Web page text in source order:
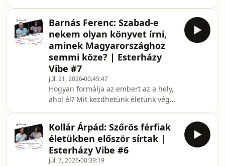
személyes sérülékenység közösségi
megtartó erővé?Az Esterházy Vibe
legújabb epizódjának vendége
Fancsali Kinga költő, akinek első
verseskötete felkerült a 2026-os
Esterházy Irodalmi Díj shortlistjére.A
beszélgetésben szó esik az autentikus
női hang megtalálás
Barnás Ferenc: Szabad-e
nekem olyan könyvet írni,
aminek Magyarországhoz
semmi köze? | Esterházy
Vibe #7
júl. 21, 202600:45:47
Hogyan formálja az embert az a hely,
ahol él? Mit kezdhetünk életünk végén
válhat a fizikai fájdalom a megértés
forrásává?Az Esterházy Vibe hetedik
epizódjának vendége Barnás Ferenc
író, akinek Most és halála óráján című
regénye felkerült a 2026-os Esterházy
Kollár Árpád: Szőrös férfiak
életükben először sírtak |
Esterházy Vibe #6
júl. 7, 202600:39:19